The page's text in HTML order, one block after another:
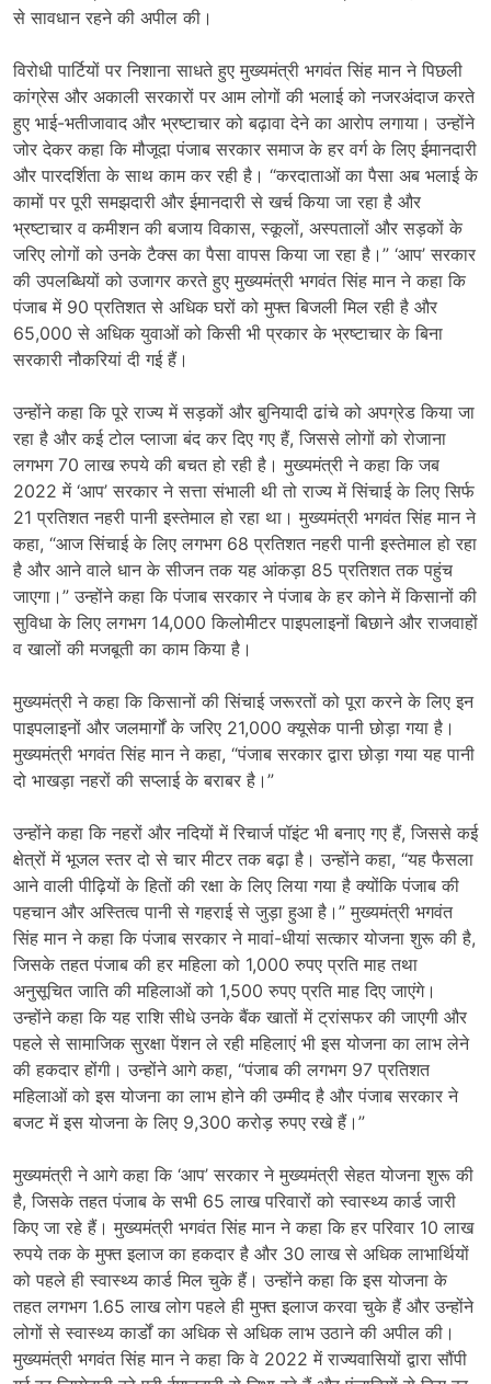
से सावधान रहने की अपील की।
विरोधी पार्टियों पर निशाना साधते हुए मुख्यमंत्री भगवंत सिंह मान ने पिछली
कांग्रेस और अकाली सरकारों पर आम लोगों की भलाई को नजरअंदाज करते
हुए भाई-भतीजावाद और भ्रष्टाचार को बढ़ावा देने का आरोप लगाया। उन्होंने
जोर देकर कहा कि मौजूदा पंजाब सरकार समाज के हर वर्ग के लिए ईमानदारी
और पारदर्शिता के साथ काम कर रही है। “करदाताओं का पैसा अब भलाई के
कामों पर पूरी समझदारी और ईमानदारी से खर्च किया जा रहा है और
भ्रष्टाचार व कमीशन की बजाय विकास, स्कूलों, अस्पतालों और सड़कों के
जरिए लोगों को उनके टैक्स का पैसा वापस किया जा रहा है।” ‘आप’ सरकार
की उपलब्धियों को उजागर करते हुए मुख्यमंत्री भगवंत सिंह मान ने कहा कि
पंजाब में 90 प्रतिशत से अधिक घरों को मुफ्त बिजली मिल रही है और
65,000 से अधिक युवाओं को किसी भी प्रकार के भ्रष्टाचार के बिना
सरकारी नौकरियां दी गई हैं।
उन्होंने कहा कि पूरे राज्य में सड़कों और बुनियादी ढांचे को अपग्रेड किया जा
रहा है और कई टोल प्लाजा बंद कर दिए गए हैं, जिससे लोगों को रोजाना
लगभग 70 लाख रुपये की बचत हो रही है। मुख्यमंत्री ने कहा कि जब
2022 में ‘आप’ सरकार ने सत्ता संभाली थी तो राज्य में सिंचाई के लिए सिर्फ
21 प्रतिशत नहरी पानी इस्तेमाल हो रहा था। मुख्यमंत्री भगवंत सिंह मान ने
कहा, “आज सिंचाई के लिए लगभग 68 प्रतिशत नहरी पानी इस्तेमाल हो रहा
है और आने वाले धान के सीजन तक यह आंकड़ा 85 प्रतिशत तक पहुंच
जाएगा।” उन्होंने कहा कि पंजाब सरकार ने पंजाब के हर कोने में किसानों की
सुविधा के लिए लगभग 14,000 किलोमीटर पाइपलाइनों बिछाने और राजवाहों
व खालों की मजबूती का काम किया है।
मुख्यमंत्री ने कहा कि किसानों की सिंचाई जरूरतों को पूरा करने के लिए इन
पाइपलाइनों और जलमार्गों के जरिए 21,000 क्यूसेक पानी छोड़ा गया है।
मुख्यमंत्री भगवंत सिंह मान ने कहा, “पंजाब सरकार द्वारा छोड़ा गया यह पानी
दो भाखड़ा नहरों की सप्लाई के बराबर है।”
उन्होंने कहा कि नहरों और नदियों में रिचार्ज पॉइंट भी बनाए गए हैं, जिससे कई
क्षेत्रों में भूजल स्तर दो से चार मीटर तक बढ़ा है। उन्होंने कहा, “यह फैसला
आने वाली पीढ़ियों के हितों की रक्षा के लिए लिया गया है क्योंकि पंजाब की
पहचान और अस्तित्व पानी से गहराई से जुड़ा हुआ है।” मुख्यमंत्री भगवंत
सिंह मान ने कहा कि पंजाब सरकार ने मावां-धीयां सत्कार योजना शुरू की है,
जिसके तहत पंजाब की हर महिला को 1,000 रुपए प्रति माह तथा
अनुसूचित जाति की महिलाओं को 1,500 रुपए प्रति माह दिए जाएंगे।
उन्होंने कहा कि यह राशि सीधे उनके बैंक खातों में ट्रांसफर की जाएगी और
पहले से सामाजिक सुरक्षा पेंशन ले रही महिलाएं भी इस योजना का लाभ लेने
की हकदार होंगी। उन्होंने आगे कहा, “पंजाब की लगभग 97 प्रतिशत
महिलाओं को इस योजना का लाभ होने की उम्मीद है और पंजाब सरकार ने
बजट में इस योजना के लिए 9,300 करोड़ रुपए रखे हैं।”
मुख्यमंत्री ने आगे कहा कि ‘आप’ सरकार ने मुख्यमंत्री सेहत योजना शुरू की
है, जिसके तहत पंजाब के सभी 65 लाख परिवारों को स्वास्थ्य कार्ड जारी
किए जा रहे हैं। मुख्यमंत्री भगवंत सिंह मान ने कहा कि हर परिवार 10 लाख
रुपये तक के मुफ्त इलाज का हकदार है और 30 लाख से अधिक लाभार्थियों
को पहले ही स्वास्थ्य कार्ड मिल चुके हैं। उन्होंने कहा कि इस योजना के
तहत लगभग 1.65 लाख लोग पहले ही मुफ्त इलाज करवा चुके हैं और उन्होंने
लोगों से स्वास्थ्य कार्डों का अधिक से अधिक लाभ उठाने की अपील की।
मुख्यमंत्री भगवंत सिंह मान ने कहा कि वे 2022 में राज्यवासियों द्वारा सौंपी